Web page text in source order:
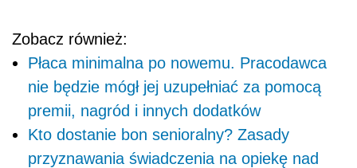
Zobacz również:
Płaca minimalna po nowemu. Pracodawca
nie będzie mógł jej uzupełniać za pomocą
premii, nagród i innych dodatków
Kto dostanie bon senioralny? Zasady
przyznawania świadczenia na opiekę nad